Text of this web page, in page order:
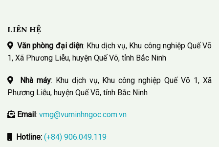
LIÊN HỆ
Văn phòng đại diện: Khu dịch vụ, Khu công nghiệp Quế Võ
1, Xã Phương Liễu, huyện Quế Võ, tỉnh Bắc Ninh
Nhà máy: Khu dịch vụ, Khu công nghiệp Quế Võ 1, Xã
Phương Liễu, huyện Quế Võ, tỉnh Bắc Ninh
Email : vmg@vuminhngoc.com.vn
Hotline: (+84) 906.049.119